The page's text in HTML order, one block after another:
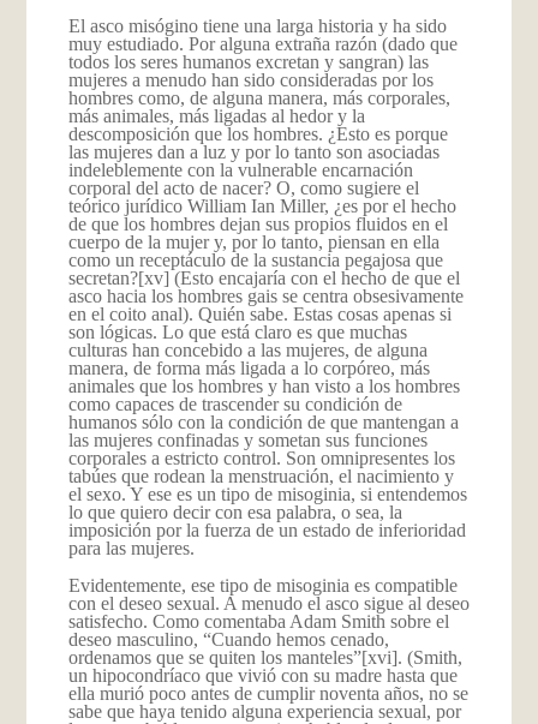
El asco misógino tiene una larga historia y ha sido
muy estudiado. Por alguna extraña razón (dado que
todos los seres humanos excretan y sangran) las
mujeres a menudo han sido consideradas por los
hombres como, de alguna manera, más corporales,
más animales, más ligadas al hedor y la
descomposición que los hombres. ¿Esto es porque
las mujeres dan a luz y por lo tanto son asociadas
indeleblemente con la vulnerable encarnación
corporal del acto de nacer? O, como sugiere el
teórico jurídico William Ian Miller, ¿es por el hecho
de que los hombres dejan sus propios fluidos en el
cuerpo de la mujer y, por lo tanto, piensan en ella
como un receptáculo de la sustancia pegajosa que
secretan?[xv] (Esto encajaría con el hecho de que el
asco hacia los hombres gais se centra obsesivamente
en el coito anal). Quién sabe. Estas cosas apenas si
son lógicas. Lo que está claro es que muchas
culturas han concebido a las mujeres, de alguna
manera, de forma más ligada a lo corpóreo, más
animales que los hombres y han visto a los hombres
como capaces de trascender su condición de
humanos sólo con la condición de que mantengan a
las mujeres confinadas y sometan sus funciones
corporales a estricto control. Son omnipresentes los
tabúes que rodean la menstruación, el nacimiento y
el sexo. Y ese es un tipo de misoginia, si entendemos
lo que quiero decir con esa palabra, o sea, la
imposición por la fuerza de un estado de inferioridad
para las mujeres.
Evidentemente, ese tipo de misoginia es compatible
con el deseo sexual. A menudo el asco sigue al deseo
satisfecho. Como comentaba Adam Smith sobre el
deseo masculino, “Cuando hemos cenado,
ordenamos que se quiten los manteles”[xvi]. (Smith,
un hipocondríaco que vivió con su madre hasta que
ella murió poco antes de cumplir noventa años, no se
sabe que haya tenido alguna experiencia sexual, por